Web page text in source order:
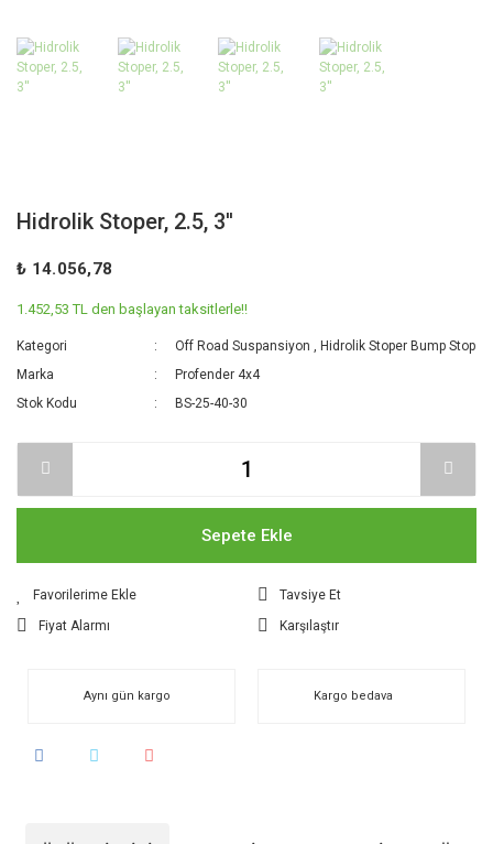
Hidrolik Stoper, 2.5, 3''
₺ 14.056,78
1.452,53 TL den başlayan taksitlerle!!
Kategori Off Road Suspansiyon ,Hidrolik Stoper Bump Stop
Marka
Profender 4x4
Stok Kodu
BS-25-40-30
Sepete Ekle
Tavsiye Et
Fiyat Alarmı
Karşılaştır
Aynı gün kargo Kargo bedava